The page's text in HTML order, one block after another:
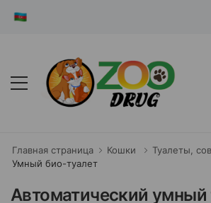
Главная страница Кошки
Туалеты,
Умный био-туалет
Автоматический умный